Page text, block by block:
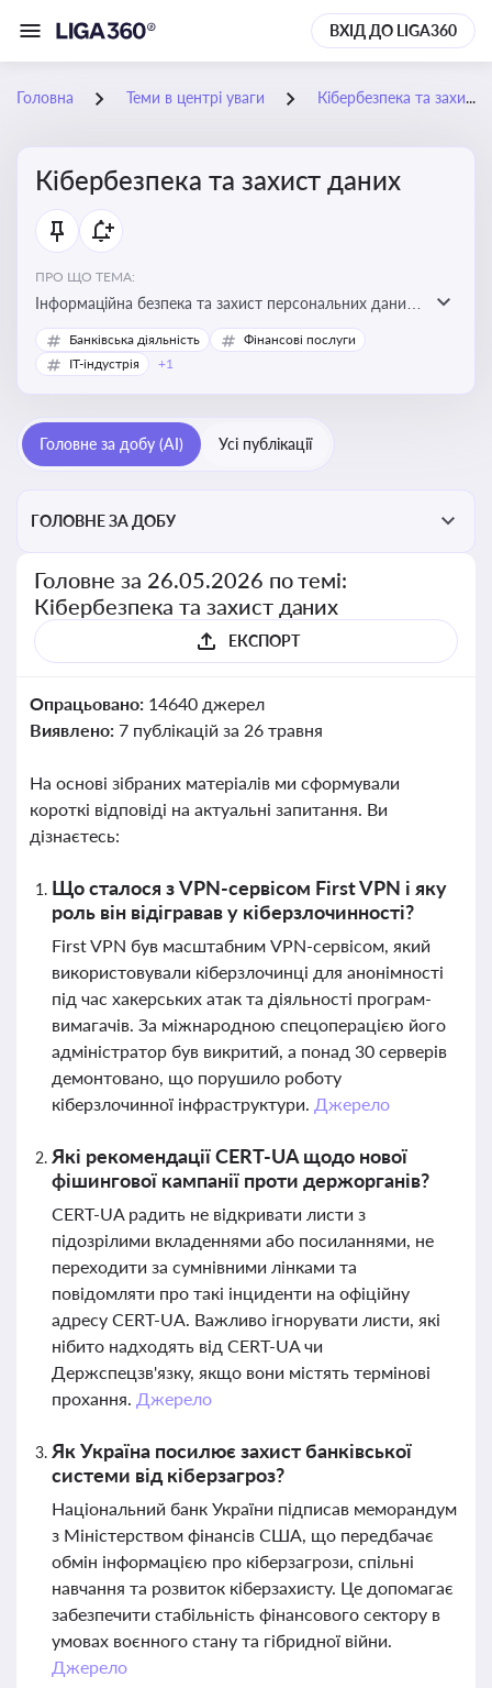
ВХІД ДО LIGA360
Головна Теми в центрі уваги Кібербезпека та захист даних
Кібербезпека та захист даних
ПРО ЩО ТЕМА:
Інформаційна безпека та захист персональних даних
на підприємстві
Банківська діяльність
Фінансові послуги
IT-індустрія
+1
Головне за добу (AI) Усі публікації
ГОЛОВНЕ ЗА ДОБУ
Головне за 26.05.2026 по темі:
Кібербезпека та захист даних
ЕКСПОРТ
Опрацьовано: 14640 джерел
Виявлено: 7 публікацій за 26 травня
На основі зібраних матеріалів ми сформували
короткі відповіді на актуальні запитання. Ви
дізнаєтесь:
Що сталося з VPN-сервісом First VPN і яку
роль він відігравав у кіберзлочинності?
First VPN був масштабним VPN-сервісом, який
використовували кіберзлочинці для анонімності
під час хакерських атак та діяльності програм-
вимагачів. За міжнародною спецоперацією його
адміністратор був викритий, а понад 30 серверів
демонтовано, що порушило роботу
кіберзлочинної інфраструктури. Джерело
Які рекомендації CERT-UA щодо нової
фішингової кампанії проти держорганів?
CERT-UA радить не відкривати листи з
підозрілими вкладеннями або посиланнями, не
переходити за сумнівними лінками та
повідомляти про такі інциденти на офіційну
адресу CERT-UA. Важливо ігнорувати листи, які
нібито надходять від CERT-UA чи
Держспецзв'язку, якщо вони містять термінові
прохання. Джерело
Як Україна посилює захист банківської
системи від кіберзагроз?
Національний банк України підписав меморандум
з Міністерством фінансів США, що передбачає
обмін інформацією про кіберзагрози, спільні
навчання та розвиток кіберзахисту. Це допомагає
забезпечити стабільність фінансового сектору в
умовах воєнного стану та гібридної війни.
Джерело